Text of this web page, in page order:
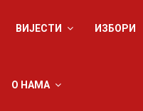
ВИЈЕСТИ ИЗБОРИ
О НАМА